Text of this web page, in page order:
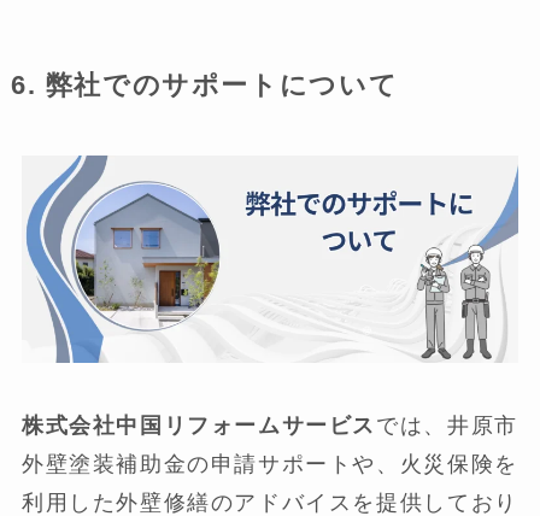
6. 弊社でのサポートについて
株式会社中国リフォームサービス では、井原市
外壁塗装補助金の申請サポートや、火災保険を
利用した外壁修繕のアドバイスを提供しており